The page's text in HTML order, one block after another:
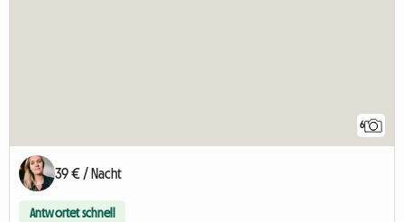
6
39 € / Nacht
Antwortet schnell